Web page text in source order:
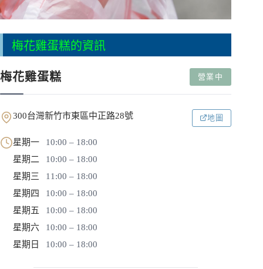
梅花雞蛋糕的資訊
梅花雞蛋糕 營業中
300台灣新竹市東區中正路28號 地圖
星期一
10:00 – 18:00
星期二
10:00 – 18:00
星期三
11:00 – 18:00
星期四
10:00 – 18:00
星期五
10:00 – 18:00
星期六
10:00 – 18:00
星期日
10:00 – 18:00